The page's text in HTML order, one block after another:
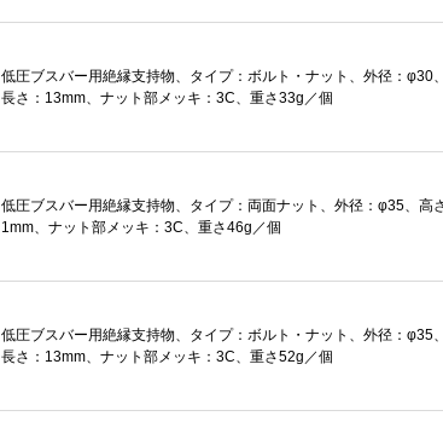
低圧ブスバー用絶縁支持物、タイプ：ボルト・ナット、外径：φ30
長さ：13mm、ナット部メッキ：3C、重さ33g／個
低圧ブスバー用絶縁支持物、タイプ：両面ナット、外径：φ35、高
1mm、ナット部メッキ：3C、重さ46g／個
低圧ブスバー用絶縁支持物、タイプ：ボルト・ナット、外径：φ35
長さ：13mm、ナット部メッキ：3C、重さ52g／個